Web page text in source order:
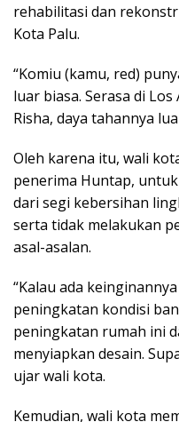
rehabilitasi dan
Kota Palu.
“Komiu (kamu, red)
luar biasa. Serasa di
Risha, daya tahannya
Oleh karena itu, wali
penerima Huntap,
dari segi kebersihan
serta tidak melakukan
asal-asalan.
“Kalau ada
peningkatan kondisi
peningkatan rumah ini
menyiapkan desain.
ujar wali kota.
Kemudian, wali kota